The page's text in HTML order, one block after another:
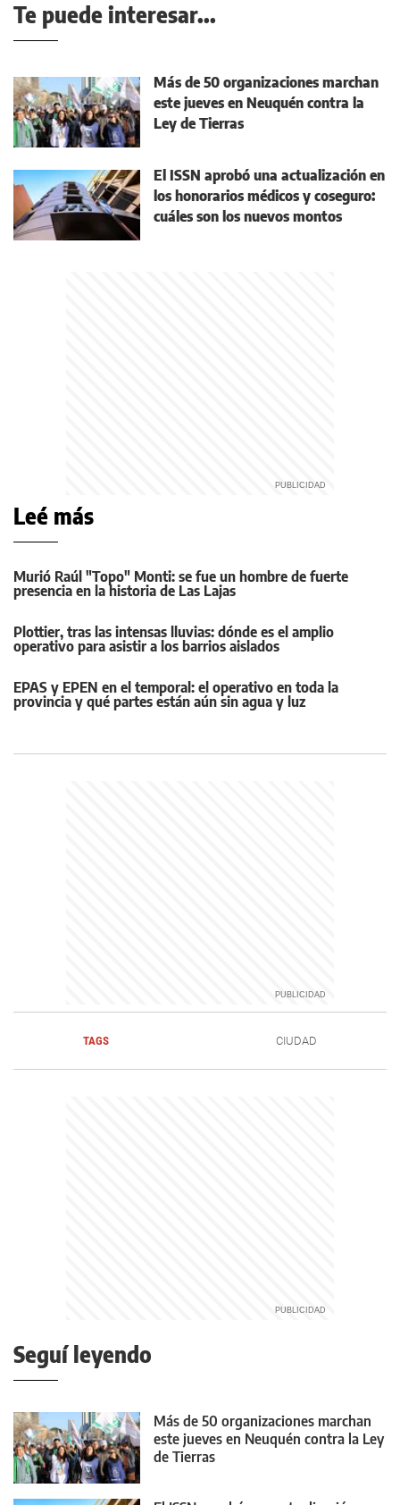
Te puede interesar...
Más de 50 organizaciones marchan
este jueves en Neuquén contra la
Ley de Tierras
El ISSN aprobó una actualización en
los honorarios médicos y coseguro:
cuáles son los nuevos montos
Leé más
Murió Raúl "Topo" Monti: se fue un hombre de fuerte
presencia en la historia de Las Lajas
Plottier, tras las intensas lluvias: dónde es el amplio
operativo para asistir a los barrios aislados
EPAS y EPEN en el temporal: el operativo en toda la
provincia y qué partes están aún sin agua y luz
TAGS CIUDAD
Seguí leyendo
Más de 50 organizaciones marchan
este jueves en Neuquén contra la Ley
de Tierras